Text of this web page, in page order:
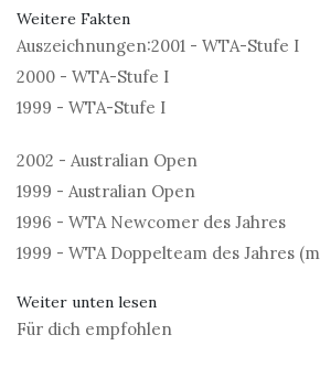
Weitere Fakten
Auszeichnungen:2001 - WTA-Stufe I
2000 - WTA-Stufe I
1999 - WTA-Stufe I
2002 - Australian Open
1999 - Australian Open
1996 - WTA Newcomer des Jahres
1999 - WTA Doppelteam des Jahres
Weiter unten lesen
Für dich empfohlen